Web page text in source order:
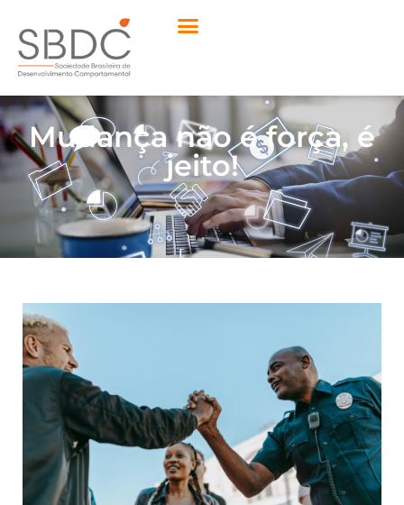
Mudança não é força, é
jeito!